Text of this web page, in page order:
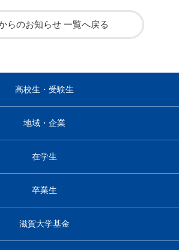
らのお知らせ 一覧へ戻る
高校生・受験生
地域・企業
在学生
卒業生
滋賀大学基金